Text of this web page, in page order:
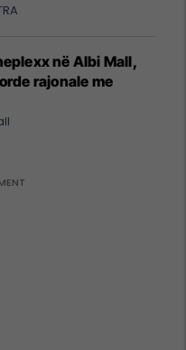
në Albi Mall,
rajonale me